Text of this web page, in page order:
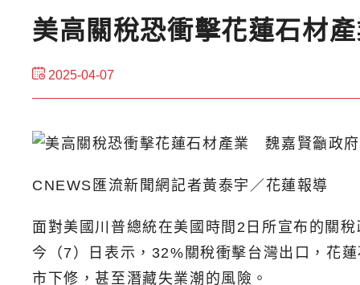
美高關稅恐衝擊花蓮石材
2025-04-07
CNEWS匯流新聞網記者黃泰宇／花蓮報導
面對美國川普總統在美國時間2日所宣布的關
今（7）日表示，32%關稅衝擊台灣出口，花
市下修，甚至潛藏失業潮的風險。